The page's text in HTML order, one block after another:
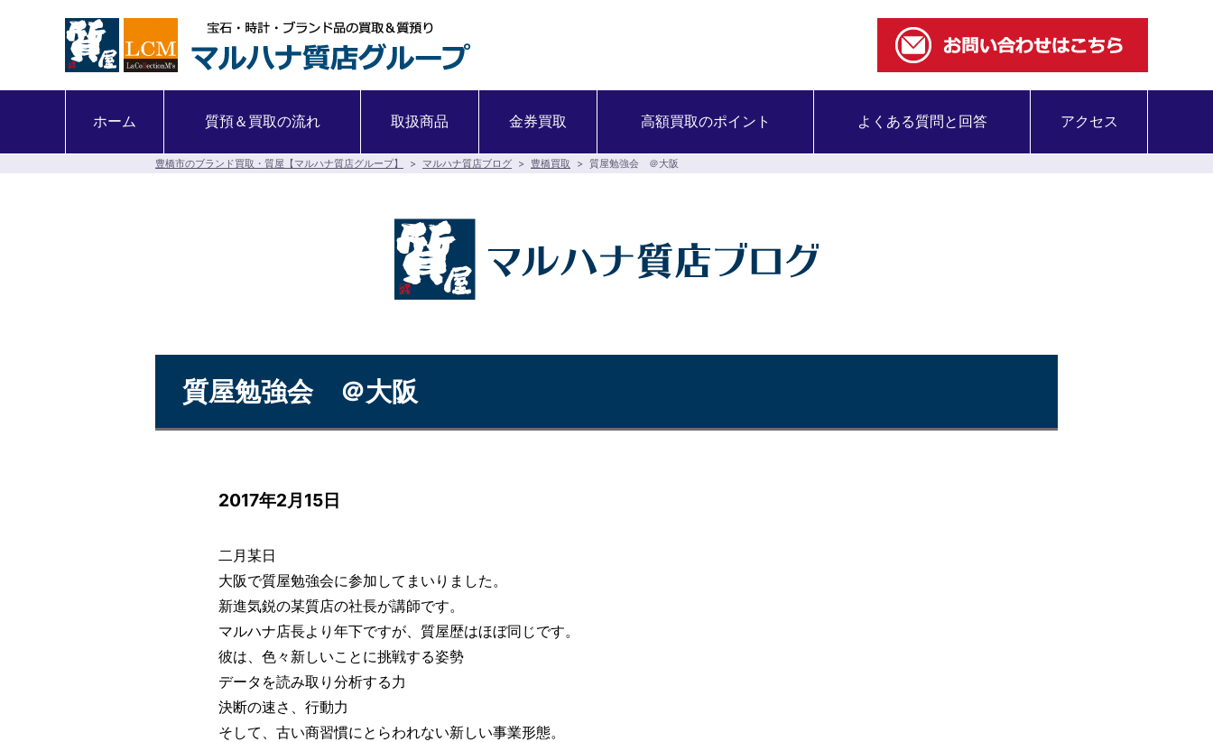
ホーム 質預＆買取の流れ 取扱商品 金券買取 高額買取のポイント よくある質問と回答 アクセス
豊橋市のブランド買取・質屋【マルハナ質店グループ】 > マルハナ質店ブログ > 豊橋買取 > 質屋勉強会 ＠大阪
質屋勉強会 ＠大阪
2017年2月15日
二月某日
大阪で質屋勉強会に参加してまいりました。
新進気鋭の某質店の社長が講師です。
マルハナ店長より年下ですが、質屋歴はほぼ同じです。
彼は、色々新しいことに挑戦する姿勢
データを読み取り分析する力
決断の速さ、行動力
そして、古い商習慣にとらわれない新しい事業形態。